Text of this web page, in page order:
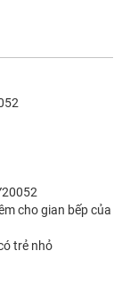
cho gian bếp của
trẻ nhỏ